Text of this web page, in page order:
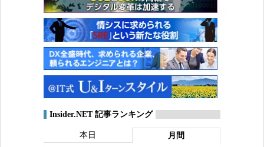
Insider.NET 記事ランキング
本日 月間